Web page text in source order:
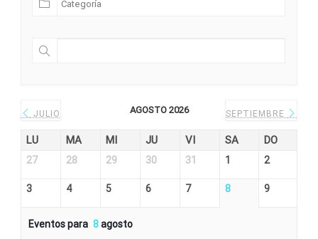
JULIO AGOSTO 2026 SEPTIEMBRE
LU MA MI JU VI SA DO
27 28 29 30 31 1 2
3 4 5 6 7 8 9
Eventos para 8agosto